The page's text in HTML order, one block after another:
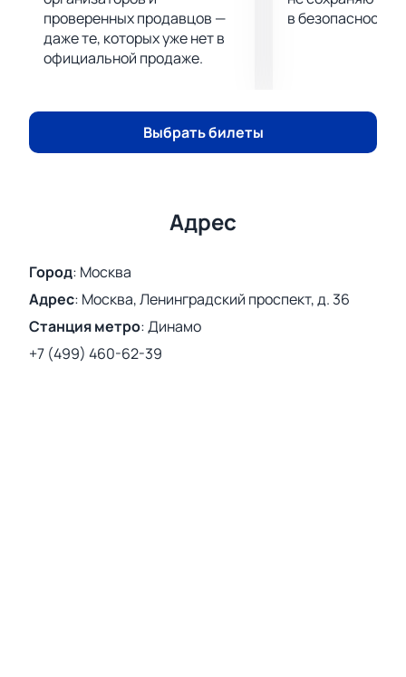
проверенных продавцов —
даже те, которых уже нет в
официальной продаже.
в безопасности.
Выбрать билеты
Адрес
Город: Москва
Адрес: Москва, Ленинградский проспект, д. 36
Станция метро:Динамо
+7 (499) 460-62-39